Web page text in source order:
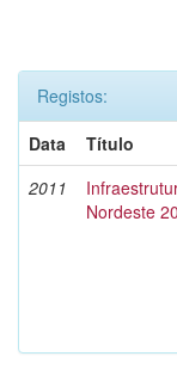
Registos:
Data
Título
2011
Nordeste